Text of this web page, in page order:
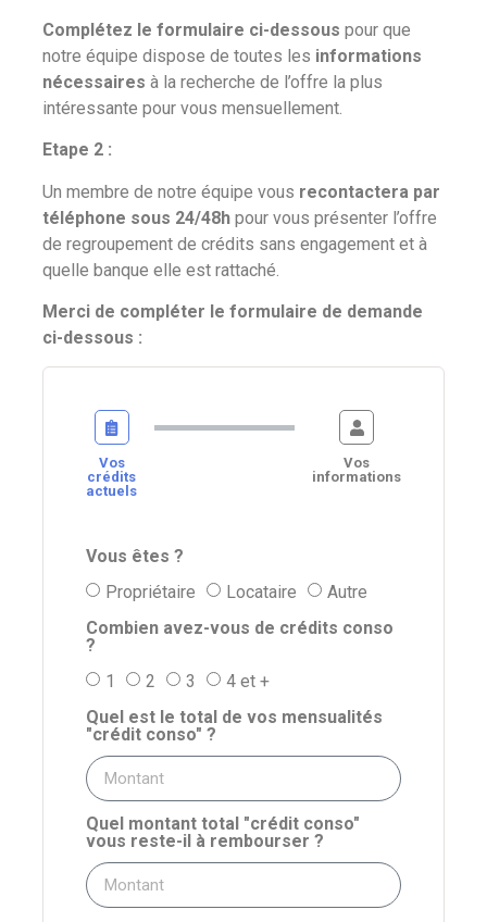
Complétez le formulaire ci-dessous pour que
notre équipe dispose de toutes les informations
nécessaires à la recherche de l’offre la plus
intéressante pour vous mensuellement.
Etape 2 :
Un membre de notre équipe vous recontactera par
téléphone sous 24/48h pour vous présenter l’offre
de regroupement de crédits sans engagement et à
quelle banque elle est rattaché.
Merci de compléter le formulaire de demande
ci-dessous :
Vos
crédits
actuels
Vos
informations
Vous êtes ?
Propriétaire
Locataire
Autre
Combien avez-vous de crédits conso
?
1
2 3
4 et +
Quel est le total de vos mensualités
"crédit conso" ?
Quel montant total "crédit conso"
vous reste-il à rembourser ?